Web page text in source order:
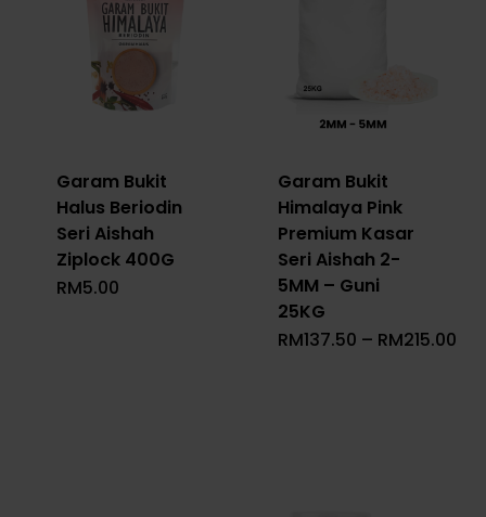
Garam Bukit
Halus Beriodin
Seri Aishah
Ziplock 400G
RM5.00
Garam Bukit
Himalaya Pink
Premium Kasar
Seri Aishah 2-
5MM – Guni
25KG
RM137.50 – RM215.00